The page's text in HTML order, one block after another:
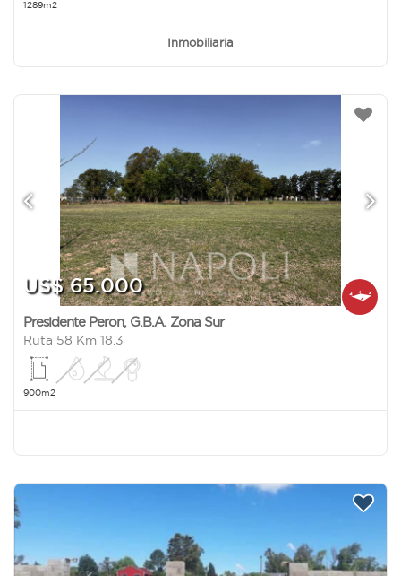
1289m2
Inmobiliaria
US$ 65.000
Presidente Peron, G.B.A. Zona Sur
Ruta 58 Km 18.3
900m2